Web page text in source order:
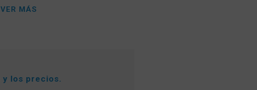
VER MÁS
los precios.